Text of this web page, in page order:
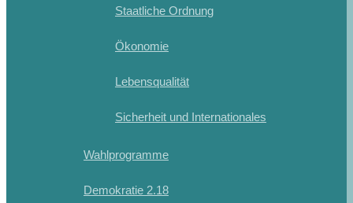
Staatliche Ordnung
Ökonomie
Lebensqualität
Sicherheit und Internationales
Wahlprogramme
Demokratie 2.18